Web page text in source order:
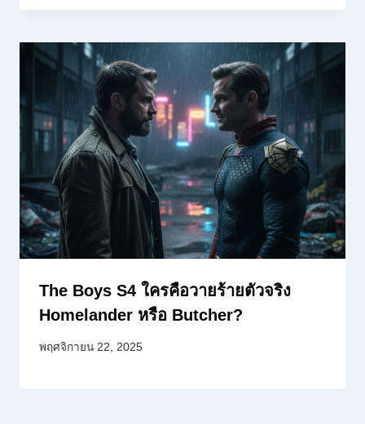
The Boys S4 ใครคือวายร้ายตัวจริง
Homelander หรือ Butcher?
พฤศจิกายน 22, 2025